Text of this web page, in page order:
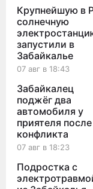
Крупнейшую в
солнечную
запустили в
Забайкалье
07 авг в 18:43
Забайкалец
поджёг два
автомобиля у
приятеля после
конфликта
07 авг в 18:23
Подростка с